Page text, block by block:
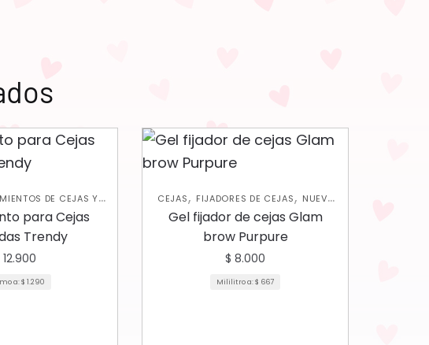
DE CEJAS Y
para Cejas
Trendy
12.900
a:$ 1.290
CEJAS, FIJADORES DE CEJAS, NUEVA
COLECCIÓN
Gel fijador de cejas Glam
brow Purpure
$ 8.000
Mililitro a:$ 667